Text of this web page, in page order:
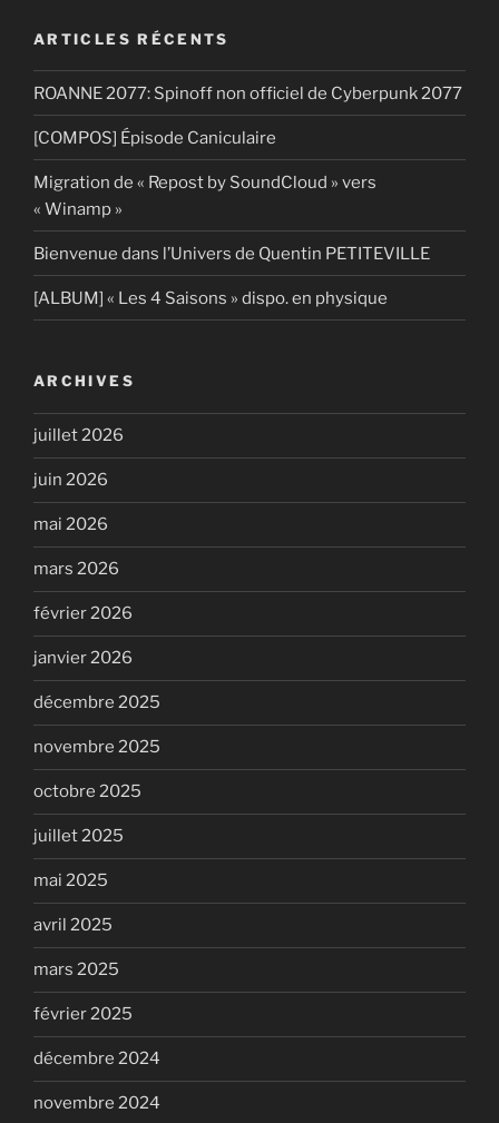
ARTICLES RÉCENTS
ROANNE 2077: Spinoff non officiel de Cyberpunk 2077
[COMPOS] Épisode Caniculaire
Migration de « Repost by SoundCloud » vers
« Winamp »
Bienvenue dans l’Univers de Quentin PETITEVILLE
[ALBUM] « Les 4 Saisons » dispo. en physique
ARCHIVES
juillet 2026
juin 2026
mai 2026
mars 2026
février 2026
janvier 2026
décembre 2025
novembre 2025
octobre 2025
juillet 2025
mai 2025
avril 2025
mars 2025
février 2025
décembre 2024
novembre 2024